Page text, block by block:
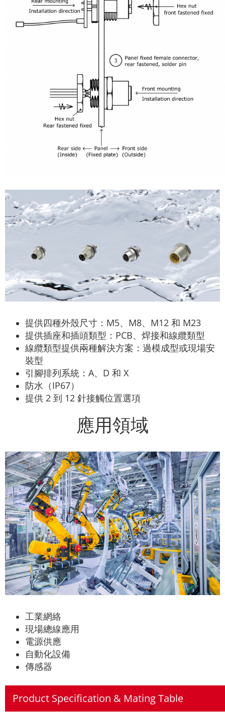
提供四種外殼尺寸：M5、M8、M12 和 M23
提供插座和插頭類型：PCB、焊接和線纜類型
線纜類型提供兩種解決方案：過模成型或現場安
裝型
引腳排列系統：A、D 和 X
防水（IP67）
提供 2 到 12 針接觸位置選項
應用領域
工業網絡
現場總線應用
電源供應
自動化設備
傳感器
Product Specification & Mating Table